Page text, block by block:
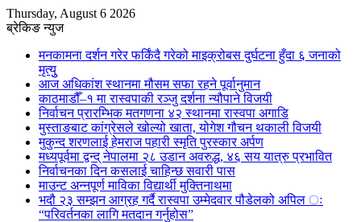
Thursday, August 6 2026
ब्रेकिङ न्युज
मनकामना दर्शन गरेर फर्किंदै गरेको माइक्रोबस दुर्घटना हुँदा ६ जनाको
मृत्युु
आज अधिकांश स्थानमा मौसम सफा रहने पूर्वानुमान
काठमाडौँ–१ मा रास्वपाकी रञ्जु दर्शना न्यौपाने विजयी
निर्वाचन प्रारम्भिक मतगणना ४२ स्थानमा रास्वपा अगाडि
मुस्ताङबाट कांग्रेसले खोल्यो खाता, योगेश गौचन थकाली विजयी
मुकुन्द शरणलाई हेमराज पहारी स्मृति पुरस्कार अर्पण
मध्यपूर्वमा द्वन्द् नेपालमा २८ उडान अवरुद्ध, ४६ सय यात्रु प्रभावित
निर्वाचनका दिन कसलाई चाहिन्छ सवारी पास
माउन्ट अन्नपूर्ण माविका विद्यार्थी मुक्तिनाथमा
भदौ २३ सम्झन आग्रह गर्दै रास्वपा उम्मेदवार पौडेलको अपिल ः
“परिवर्तनका लागि मतदान गर्नुहोस”